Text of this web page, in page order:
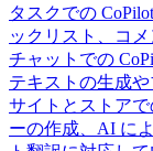
タスクでの CoPilot
ックリスト、コ
チャットでの
テキストの生成
サイトとストアで
ーの作成、AI に